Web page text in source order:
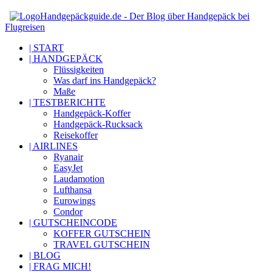
Handgepäckguide.de - Der Blog über Handgepäck bei
Flugreisen
| START
| HANDGEPÄCK
Flüssigkeiten
Was darf ins Handgepäck?
Maße
| TESTBERICHTE
Handgepäck-Koffer
Handgepäck-Rucksack
Reisekoffer
| AIRLINES
Ryanair
EasyJet
Laudamotion
Lufthansa
Eurowings
Condor
| GUTSCHEINCODE
KOFFER GUTSCHEIN
TRAVEL GUTSCHEIN
| BLOG
| FRAG MICH!